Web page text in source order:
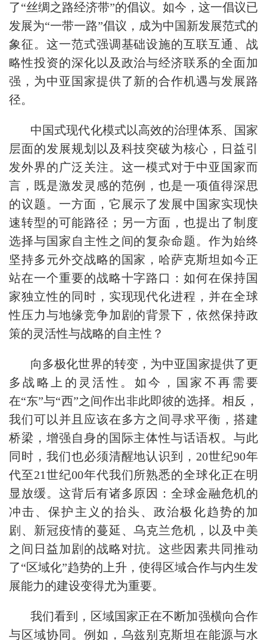
了“丝绸之路经济带”的倡议。如今，这一倡议已
发展为“一带一路”倡议，成为中国新发展范式的
象征。这一范式强调基础设施的互联互通、战
略性投资的深化以及政治与经济联系的全面加
强，为中亚国家提供了新的合作机遇与发展路
径。
中国式现代化模式以高效的治理体系、国家
层面的发展规划以及科技突破为核心，日益引
发外界的广泛关注。这一模式对于中亚国家而
言，既是激发灵感的范例，也是一项值得深思
的议题。一方面，它展示了发展中国家实现快
速转型的可能路径；另一方面，也提出了制度
选择与国家自主性之间的复杂命题。作为始终
坚持多元外交战略的国家，哈萨克斯坦如今正
站在一个重要的战略十字路口：如何在保持国
家独立性的同时，实现现代化进程，并在全球
性压力与地缘竞争加剧的背景下，依然保持政
策的灵活性与战略的自主性？
向多极化世界的转变，为中亚国家提供了更
多战略上的灵活性。如今，国家不再需要
在“东”与“西”之间作出非此即彼的选择。相反，
我们可以并且应该在多方之间寻求平衡，搭建
桥梁，增强自身的国际主体性与话语权。与此
同时，我们也必须清醒地认识到，20世纪90年
代至21世纪00年代我们所熟悉的全球化正在明
显放缓。这背后有诸多原因：全球金融危机的
冲击、保护主义的抬头、政治极化趋势的加
剧、新冠疫情的蔓延、乌克兰危机，以及中美
之间日益加剧的战略对抗。这些因素共同推动
了“区域化”趋势的上升，使得区域合作与内生发
展能力的建设变得尤为重要。
我们看到，区域国家正在不断加强横向合作
与区域协同。例如，乌兹别克斯坦在能源与水